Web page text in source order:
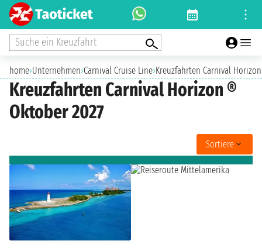
Suche ein Kreuzfahrt
home›Unternehmen›Carnival Cruise Line›Kreuzfahrten Carnival
Kreuzfahrten Carnival Horizon ®
Oktober 2027
Sortiere